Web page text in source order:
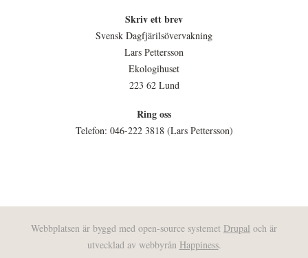
Skriv ett brev
Svensk Dagfjärilsövervakning
Lars Pettersson
Ekologihuset
223 62 Lund
Ring oss
Telefon: 046-222 3818 (Lars Pettersson)
Webbplatsen är byggd med open-source systemet Drupal och är
utvecklad av webbyrån Happiness.